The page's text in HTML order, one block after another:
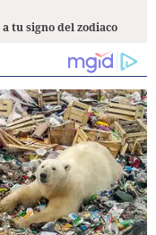
tu signo del zodiaco